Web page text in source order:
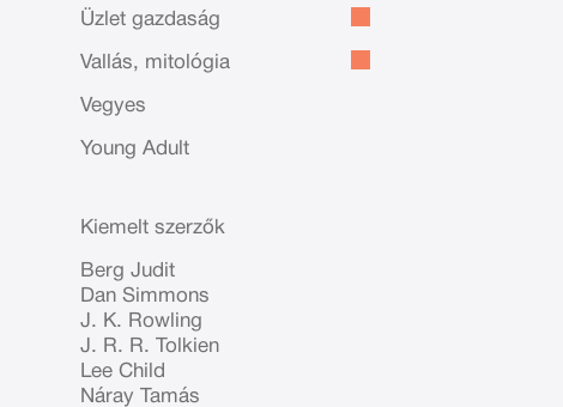
Üzlet gazdaság
Vallás, mitológia
Vegyes
Young Adult
Kiemelt szerzők
Berg Judit
Dan Simmons
J. K. Rowling
J. R. R. Tolkien
Lee Child
Náray Tamás